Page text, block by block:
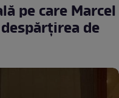
pe care Marcel
de